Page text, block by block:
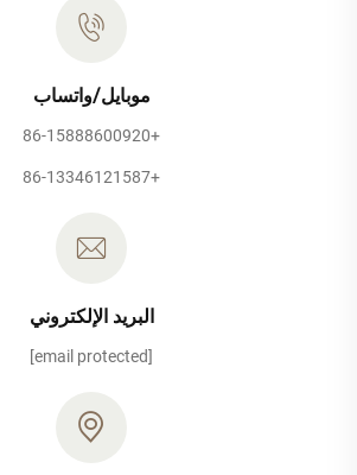
موبايل/واتساب
+86-15888600920
+86-13346121587
البريد الإلكتروني
[email protected]